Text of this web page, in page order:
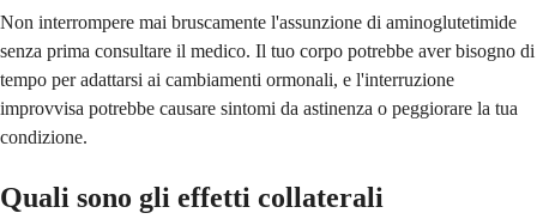
Non interrompere mai bruscamente l'assunzione di aminoglutetimide
senza prima consultare il medico. Il tuo corpo potrebbe aver bisogno di
tempo per adattarsi ai cambiamenti ormonali, e l'interruzione
improvvisa potrebbe causare sintomi da astinenza o peggiorare la tua
condizione.
Quali sono gli effetti collaterali